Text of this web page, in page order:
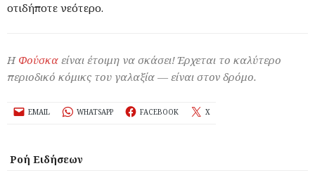
οτιδήποτε νεότερο.
Η Φούσκα είναι έτοιμη να σκάσει! Έρχεται το καλύτερο
περιοδικό κόμικς του γαλαξία — είναι στον δρόμο.
EMAIL WHATSAPP FACEBOOK X
Ροή Ειδήσεων